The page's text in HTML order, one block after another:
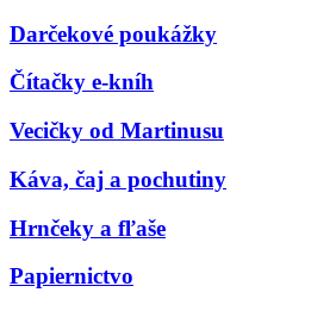
Darčekové poukážky
Čítačky e-kníh
Vecičky od Martinusu
Káva, čaj a pochutiny
Hrnčeky a fľaše
Papiernictvo